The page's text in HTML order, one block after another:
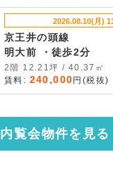
2026.08.10(月)
京王井の頭線
明大前 ・徒歩2分
2階 12.21坪 / 40.37㎡
賃料: 240,000 円(税抜)
内覧会物件を見る